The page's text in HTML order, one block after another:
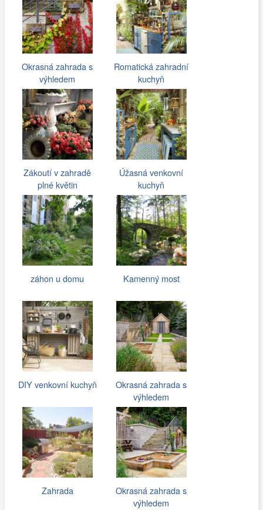
Okrasná zahrada s
výhledem
Romatická zahradní
kuchyň
Zákoutí v zahradě
plné květin
Úžasná venkovní
kuchyň
záhon u domu Kamenný most
DIY venkovní kuchyň
Okrasná zahrada s
výhledem
Zahrada
Okrasná zahrada s
výhledem